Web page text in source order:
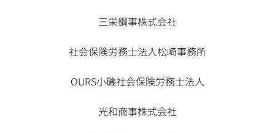
三栄鋼事株式会社
社会保険労務士法人松崎事務所
OURS小磯社会保険労務士法人
光和商事株式会社